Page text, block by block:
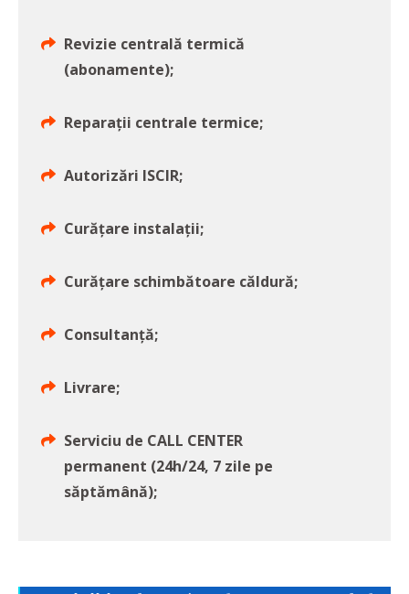
Revizie centrală termică
(abonamente);
Reparații centrale termice;
Autorizări ISCIR;
Curățare instalații;
Curățare schimbătoare căldură;
Consultanță;
Livrare;
Serviciu de CALL CENTER
permanent (24h/24, 7 zile pe
săptămână);